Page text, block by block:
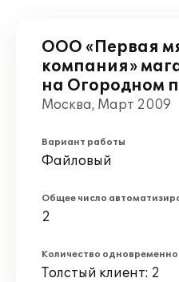
ООО «Первая
компания»
на Огородном
Москва, Март 2009
Вариант работы
Файловый
Общее число
2
Количество
Толстый клиент: 2